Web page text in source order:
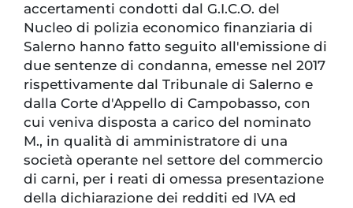
accertamenti condotti dal G.I.C.O. del
Nucleo di polizia economico finanziaria di
Salerno hanno fatto seguito all'emissione di
due sentenze di condanna, emesse nel 2017
rispettivamente dal Tribunale di Salerno e
dalla Corte d'Appello di Campobasso, con
cui veniva disposta a carico del nominato
M., in qualità di amministratore di una
società operante nel settore del commercio
di carni, per i reati di omessa presentazione
della dichiarazione dei redditi ed IVA ed